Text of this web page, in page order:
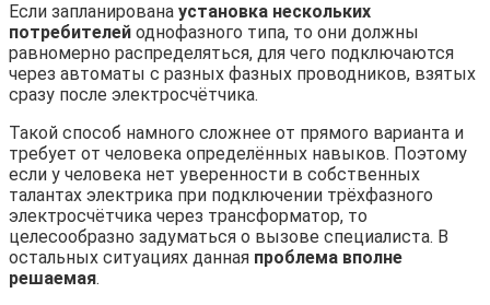
Если запланирована установка нескольких
потребителей однофазного типа, то они должны
равномерно распределяться, для чего подключаются
через автоматы с разных фазных проводников, взятых
сразу после электросчётчика.
Такой способ намного сложнее от прямого варианта и
требует от человека определённых навыков. Поэтому
если у человека нет уверенности в собственных
талантах электрика при подключении трёхфазного
электросчётчика через трансформатор, то
целесообразно задуматься о вызове специалиста. В
остальных ситуациях данная проблема вполне
решаемая.